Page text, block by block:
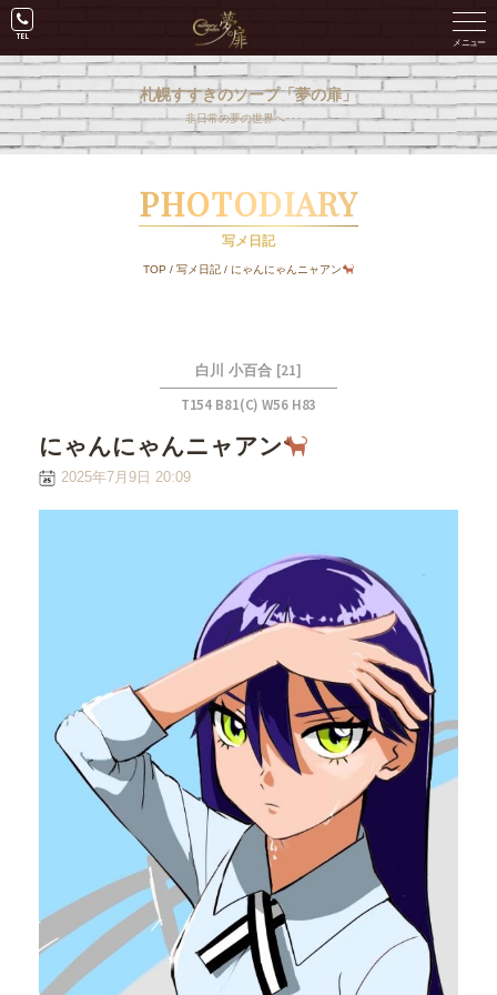
札幌すすきのソープ「夢の扉」
非日常の夢の世界へ･･･。
PHOTODIARY
写メ日記
TOP / 写メ日記/ にゃんにゃんニャアン
白川 小百合 [21]
T154 B81(C) W56 H83
にゃんにゃんニャアン
2025年7月9日 20:09